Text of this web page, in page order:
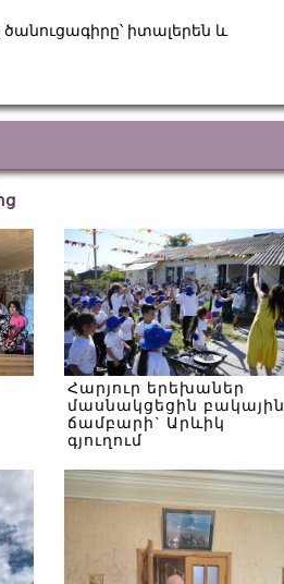
ծանուցագիրը՝ իտալերեն և
Հարյուր երեխաներ
մասնակցեցին բակային
ճամբարի` Արևիկ
գյուղում